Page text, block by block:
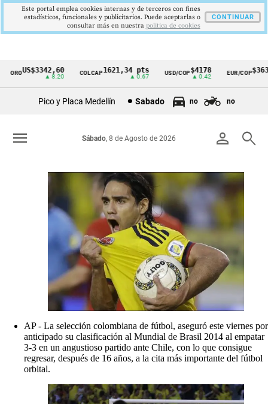
Cintillo
Colombia
8.20
COLCAP1621,34 pts
▲ 0.67
USD/COP$4178
▲ 0.42
EUR/COP$3639
Pico y Placa Medellín Sabado no no
person search
Sábado, 8 de Agosto de 2026
menu
AP - La selección colombiana de fútbol, aseguró este viernes por
anticipado su clasificación al Mundial de Brasil 2014 al empatar
3-3 en un angustioso partido ante Chile, con lo que consigue
regresar, después de 16 años, a la cita más importante del fútbol
orbital.
Este portal emplea cookies internas y de terceros con fines
estadísticos, funcionales y publicitarios. Puede aceptarlas o
consultar más en nuestra politica de cookies
CONTINUAR